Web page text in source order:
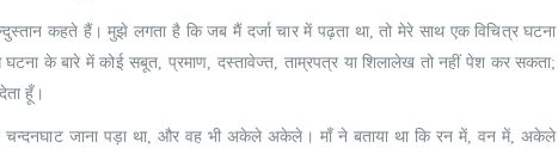
कहते हैं। मुझे लगता है कि जब मैं दर्जा चार में पढ़ता था, तो मेरे साथ एक विचित्र घटना
के बारे में कोई सबूत, प्रमाण, दस्तावेज्त, ताम्रपत्र या शिलालेख तो नहीं पेश कर सकता;
हूँ।
चन्दनघाट जाना पड़ा था, और वह भी अकेले अकेले। माँ ने बताया था कि रन में, वन में, अकेले